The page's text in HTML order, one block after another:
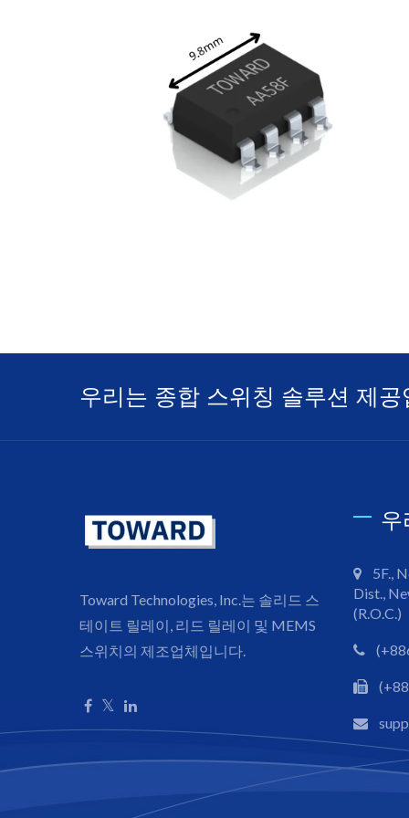
우리는 종합 스위칭 솔루션 제
Toward Technologies, Inc.는 솔리드 스
테이트 릴레이, 리드 릴레이 및 MEMS
스위치의 제조업체입니다.
우
5F.,
Dist.,
(R.O.C.)